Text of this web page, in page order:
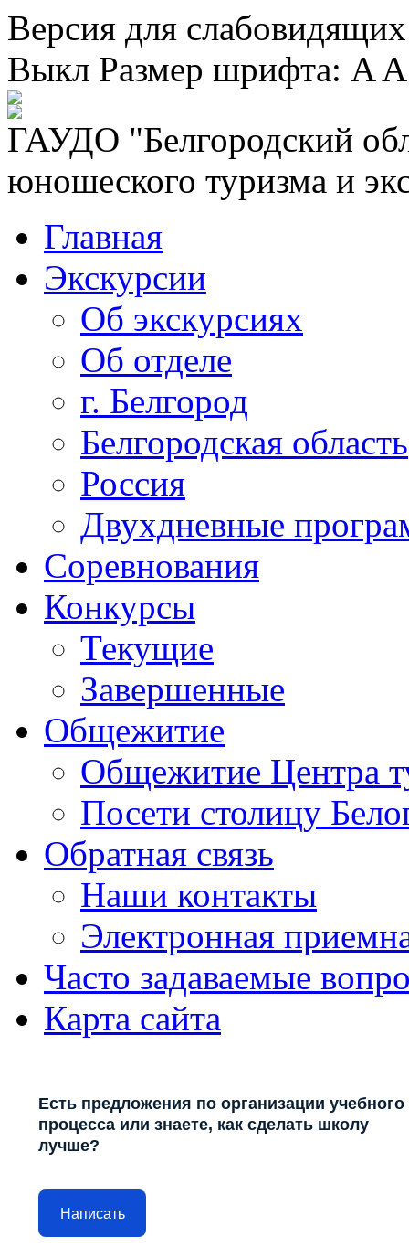
Версия для
Выкл Размер шрифта: A A
ГАУДО "Белгородский
юношеского туризма и
Главная
Экскурсии
Об экскурсиях
Об отделе
г. Белгород
Белгородская область
Россия
Двухдневные
Соревнования
Конкурсы
Текущие
Завершенные
Общежитие
Общежитие Центра
Посети столицу
Обратная связь
Наши контакты
Электронная
Часто задаваемые
Карта сайта
Есть предложения по организации учебного
процесса или знаете, как сделать школу
лучше?
Написать